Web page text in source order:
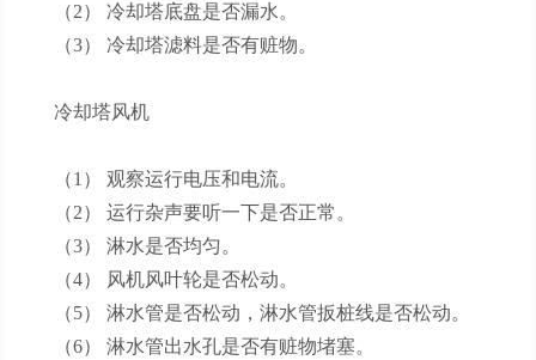
（2） 冷却塔底盘是否漏水。
（3） 冷却塔滤料是否有赃物。
冷却塔风机
（1） 观察运行电压和电流。
（2） 运行杂声要听一下是否正常。
（3） 淋水是否均匀。
（4） 风机风叶轮是否松动。
（5） 淋水管是否松动，淋水管扳桩线是否松动。
（6） 淋水管出水孔是否有赃物堵塞。